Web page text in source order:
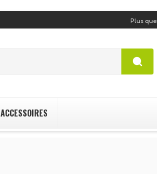
Plus que
ACCESSOIRES